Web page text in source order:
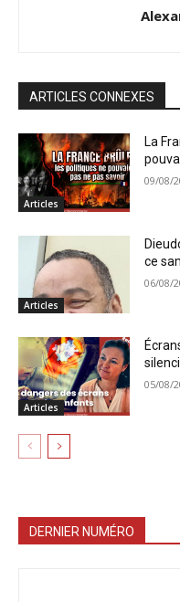
ARTICLES CONNEXES
Articles
La
09/08/
Articles
ce
06/08/
Articles
05/08/
DERNIER NUMÉRO